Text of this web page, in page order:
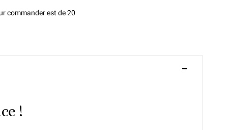
commander est de 20
!